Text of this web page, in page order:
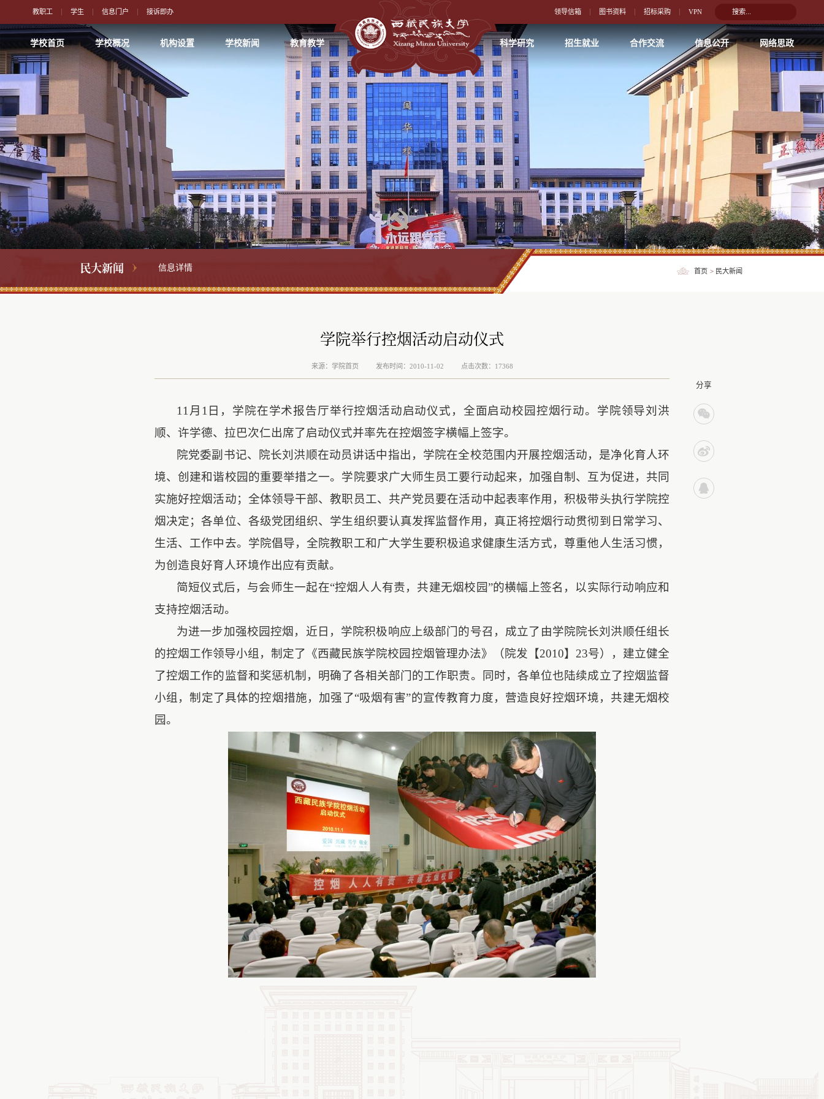
教职工 学生 信息门户 接诉即办 领导信箱 图书资料 招标采购 VPN
学校首页 学校概况 机构设置 学校新闻 教育教学 科学研究 招生就业 合作交流 信息公开 网络思政
民大新闻 信息详情 首页 > 民大新闻
学院举行控烟活动启动仪式
来源：学院首页 发布时间：2010-11-02 点击次数：17368
分享
11月 1 日 ，学院在学术报告厅举行控烟活动启动仪式，全面启动校园控烟行动。学院领导刘洪
顺、许学德、拉巴次仁出席了启动仪式并率先在控烟签字横幅上签字。
院党委副书记、院长刘洪顺在动员讲话中指出，学院在全校范围内开展控烟活动，是净化育人环
境、创建和谐校园的重要举措之一。学院要求广大师生员工要行动起来，加强自制、互为促进，共同
实施好控烟活动；全体领导干部、教职员工、共产党员要在活动中起表率作用，积极带头执行学院控
烟决定；各单位、各级党团组织、学生组织要认真发挥监督作用，真正将控烟行动贯彻到日常学习、
生活、工作中去。学院倡导，全院教职工和广大学生要积极追求健康生活方式，尊重他人生活习惯，
为创造良好育人环境作出应有贡献。
简短仪式后，与会师生一起在“控烟人人有责，共建无烟校园”的横幅上签名，以实际行动响应和
支持控烟活动。
为进一步加强校园控烟，近日，学院积极响应上级部门的号召，成立了由学院院长刘洪顺任组长
的控烟工作领导小组，制定了《西藏民族学院校园控烟管理办法》（院发【2010】 23号），建立健全
了控烟工作的监督和奖惩机制，明确了各相关部门的工作职责。同时，各单位也陆续成立了控烟监督
小组，制定了具体的控烟措施，加强了“吸烟有害”的宣传教育力度，营造良好控烟环境，共建无烟校
园。